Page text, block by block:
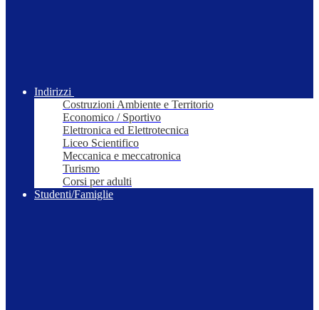
Indirizzi
Costruzioni Ambiente e Territorio
Economico / Sportivo
Elettronica ed Elettrotecnica
Liceo Scientifico
Meccanica e meccatronica
Turismo
Corsi per adulti
Studenti/Famiglie